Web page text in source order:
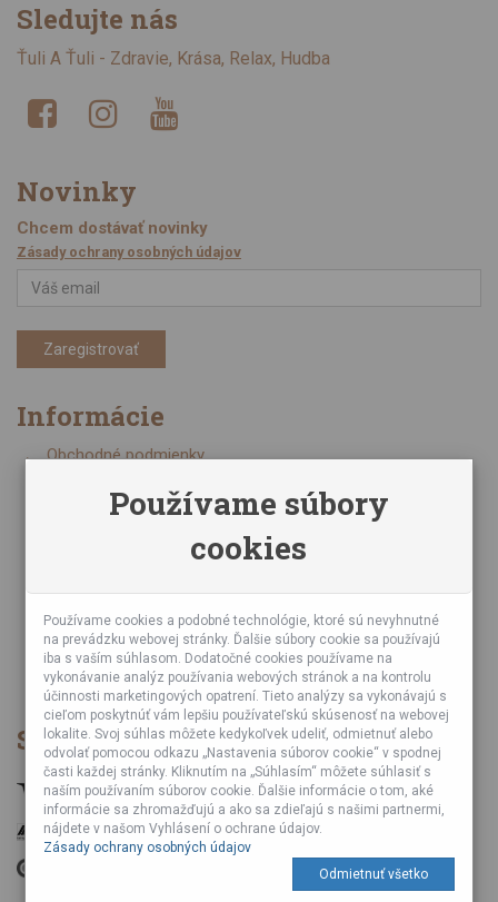
Sledujte nás
Ťuli A Ťuli - Zdravie, Krása, Relax, Hudba
Novinky
Chcem dostávať novinky
Zásady ochrany osobných údajov
Zaregistrovať
Informácie
Obchodné podmienky
Online kurzy bubnovania
Poznáte nás z TV a Rádia
Partnerské predajne
Testy výrobkov
Ekológia
Veľkoobchod
Spôsob platby
Používame súbory
cookies
Používame cookies a podobné technológie, ktoré sú nevyhnutné
na prevádzku webovej stránky. Ďalšie súbory cookie sa používajú
iba s vaším súhlasom. Dodatočné cookies používame na
vykonávanie analýz používania webových stránok a na kontrolu
účinnosti marketingových opatrení. Tieto analýzy sa vykonávajú s
cieľom poskytnúť vám lepšiu používateľskú skúsenosť na webovej
lokalite. Svoj súhlas môžete kedykoľvek udeliť, odmietnuť alebo
odvolať pomocou odkazu „Nastavenia súborov cookie“ v spodnej
časti každej stránky. Kliknutím na „Súhlasím“ môžete súhlasiť s
naším používaním súborov cookie. Ďalšie informácie o tom, aké
informácie sa zhromažďujú a ako sa zdieľajú s našimi partnermi,
nájdete v našom Vyhlásení o ochrane údajov.
Zásady ochrany osobných údajov
Odmietnuť všetko